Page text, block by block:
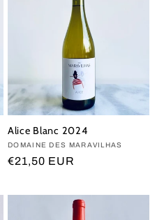
Alice Blanc 2024
Vendor:
DOMAINE DES MARAVILHAS
Regular
€21,50 EUR